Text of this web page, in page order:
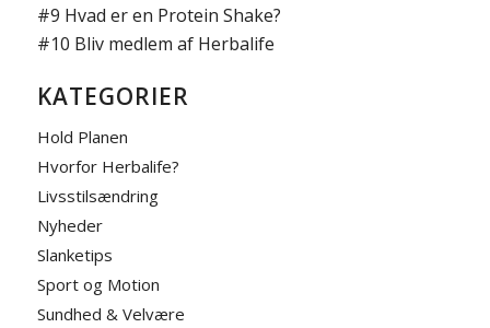
#9 Hvad er en Protein Shake?
#10 Bliv medlem af Herbalife
KATEGORIER
Hold Planen
Hvorfor Herbalife?
Livsstilsændring
Nyheder
Slanketips
Sport og Motion
Sundhed & Velvære